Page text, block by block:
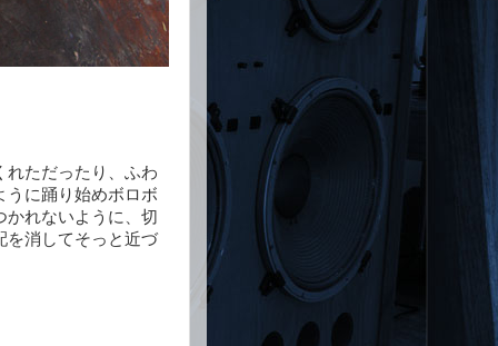
れただったり、ふわ
うに踊り始めボロボ
れないように、切
を消してそっと近づ